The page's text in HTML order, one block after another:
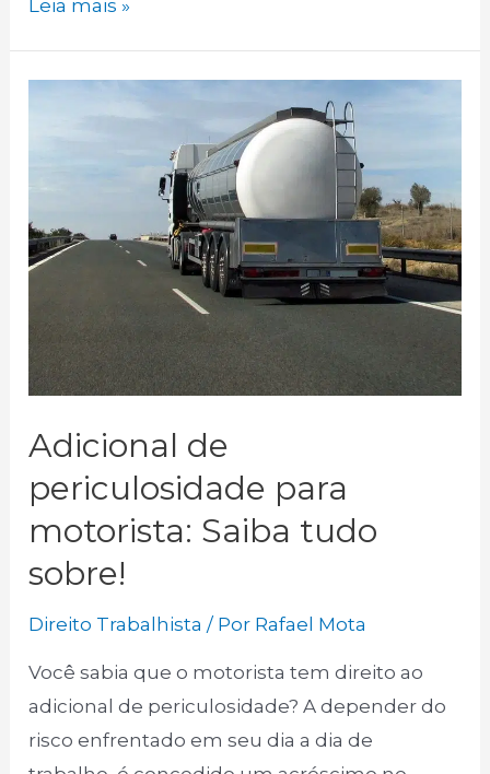
adicional
periculosidade
do
caminhoneiro!
Leia mais »
Adicional de
periculosidade para
motorista: Saiba tudo
sobre!
Direito Trabalhista / Por Rafael Mota
Você sabia que o motorista tem direito ao
adicional de periculosidade? A depender do
risco enfrentado em seu dia a dia de